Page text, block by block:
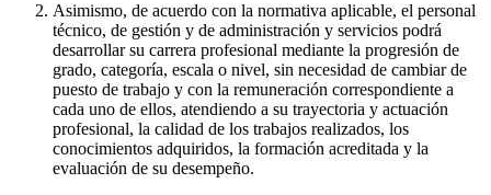
Asimismo, de acuerdo con la normativa aplicable, el personal
técnico, de gestión y de administración y servicios podrá
desarrollar su carrera profesional mediante la progresión de
grado, categoría, escala o nivel, sin necesidad de cambiar de
puesto de trabajo y con la remuneración correspondiente a
cada uno de ellos, atendiendo a su trayectoria y actuación
profesional, la calidad de los trabajos realizados, los
conocimientos adquiridos, la formación acreditada y la
evaluación de su desempeño.